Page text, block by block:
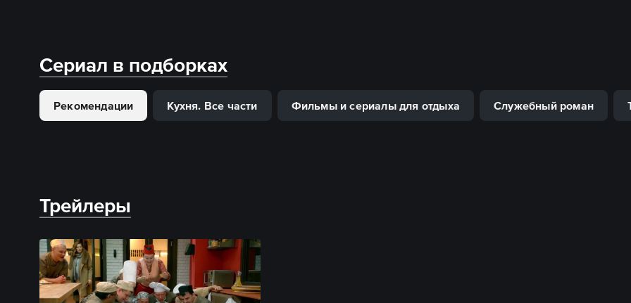
Сериал в подборках
Рекомендации Кухня. Все части Фильмы и сериалы для отдыха Служебный роман
Трейлеры